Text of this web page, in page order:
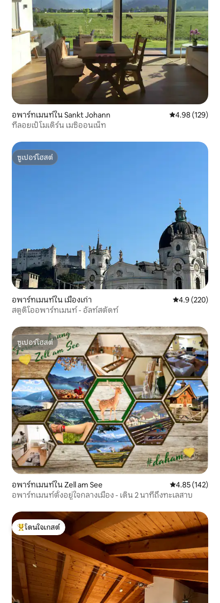
อพาร์ทเมนท์ใน Sankt Johann คะแนนเฉลี่ย
4.98 (129)
ที่ลอยเป้ โมเดิร์น เมซิออนเน็ท
ซูเปอร์โฮสต์
ซูเปอร์โฮสต์
อพาร์ทเมนท์ใน เมืองเก่า คะแนนเฉลี่ย
4.9 (220)
สตูดิโออพาร์ทเมนท์ - อัลท์สตัดท์
ซูเปอร์โฮสต์
ซูเปอร์โฮสต์
อพาร์ทเมนท์ใน Zell am See คะแนนเฉลี่ย
4.85 (142)
อพาร์ทเมนท์ตั้งอยู่ใจกลางเมือง - เดิน 2 นาทีถึงทะเลสาบ
โดนใจเกสต์ที่สุด
โดนใจเกสต์